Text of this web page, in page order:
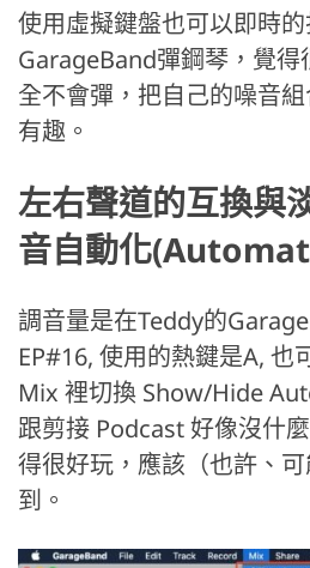
使用虛擬鍵盤也可以即時
GarageBand彈鋼琴，覺
全不會彈，把自己的噪音
有趣。
左右聲道的互換與
音自動化
調音量是在Teddy的
EP#16, 使用的熱鍵是A, 也
Mix 裡切換 Show/Hide
跟剪接 Podcast 好像沒什
得很好玩，應該（也許、
到。